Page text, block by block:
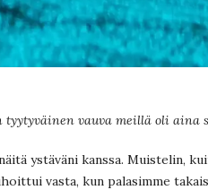
tyytyväinen vauva meillä oli aina
ystäväni kanssa. Muistelin,
vasta, kun palasimme